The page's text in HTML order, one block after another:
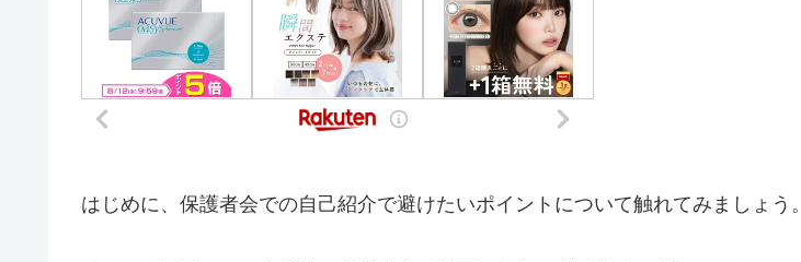
はじめに、保護者会での自己紹介で避けたいポイントについて触れてみましょう。